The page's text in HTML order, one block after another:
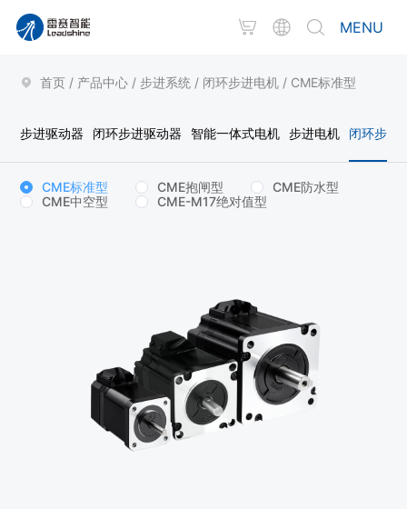
MENU
首页 / 产品中心 / 步进系统 / 闭环步进电机 / CME标准型
步进驱动器 闭环步进驱动器 智能一体式电机 步进电机 闭环步进
CME标准型 CME抱闸型
CME防水型
CME中空型
CME-M17绝对值型